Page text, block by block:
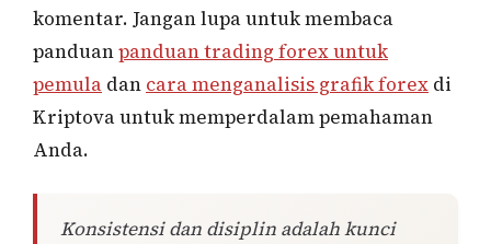
komentar. Jangan lupa untuk membaca
panduanpanduan trading forex untuk
pemula dan cara menganalisis grafik forex di
Kriptova untuk memperdalam pemahaman
Anda.
Konsistensi dan disiplin adalah kunci